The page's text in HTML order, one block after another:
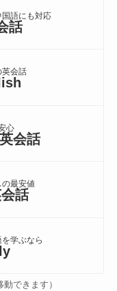
語にも対応
話
英会話
心
会話
最安値
話
学ぶなら
できます）